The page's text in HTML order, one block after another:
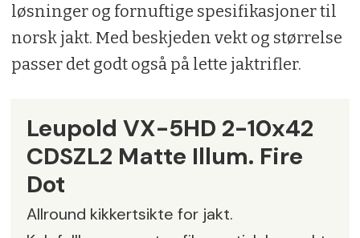
løsninger og fornuftige spesifikasjoner til
norsk jakt. Med beskjeden vekt og størrelse
passer det godt også på lette jaktrifler.
Leupold VX-5HD 2-10x42
CDSZL2 Matte Illum. Fire
Dot
Allround kikkertsikte for jakt.